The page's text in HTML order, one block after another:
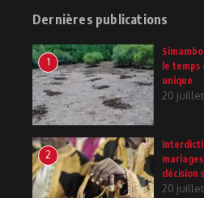
Dernières publications
1
le
unique
20
2
décision
20